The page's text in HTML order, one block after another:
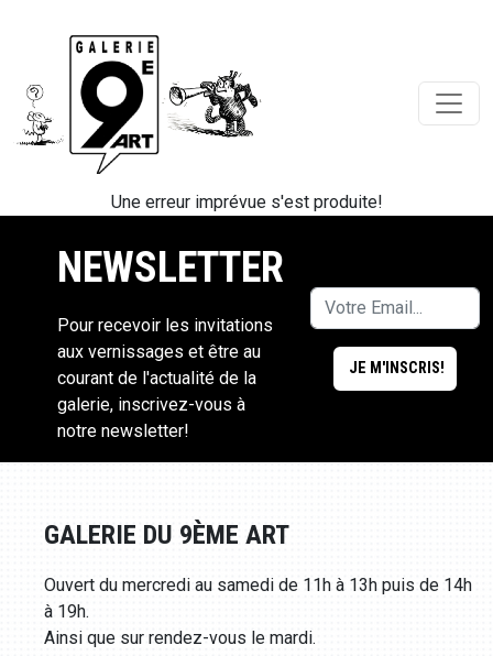
Une erreur imprévue s'est produite!
NEWSLETTER
Pour recevoir les invitations
aux vernissages et être au
courant de l'actualité de la
galerie, inscrivez-vous à
notre newsletter!
GALERIE DU 9ÈME ART
Ouvert du mercredi au samedi de 11h à 13h puis de 14h
à 19h.
Ainsi que sur rendez-vous le mardi.